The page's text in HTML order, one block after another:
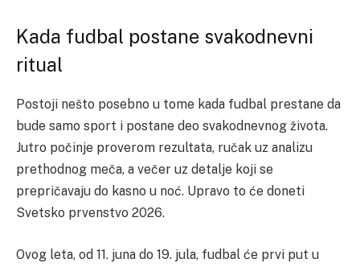
Kada fudbal postane svakodnevni
ritual
Postoji nešto posebno u tome kada fudbal prestane da
bude samo sport i postane deo svakodnevnog života.
Jutro počinje proverom rezultata, ručak uz analizu
prethodnog meča, a večer uz detalje koji se
prepričavaju do kasno u noć. Upravo to će doneti
Svetsko prvenstvo 2026.
Ovog leta, od 11. juna do 19. jula, fudbal će prvi put u